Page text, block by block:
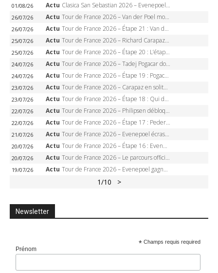
01/08/26 Actu Clasica San Sebastian 2026 – Evenepoel recordman, 4e victoire, Carapaz battu au sprint
26/07/26 Actu Tour de France 2026 – Van der Poel monumental à Paris, Pogacar égale le record des cinq sacres
26/07/26 Actu Tour de France 2026 – Étape 21 : Van der Poel, Pogacar, qui succédera à Wout van Aert sur les Champs-Elysées ?
25/07/26 Actu Tour de France 2026 – Richard Carapaz roi des Alpes, doublé et maillot à pois, Seixas perd le podium
25/07/26 Actu Tour de France 2026 – Étape 20 : L’étape reine, Galibier, Sarenne, Alpe d’Huez, qui succédera à Pogacar ?
24/07/26 Actu Tour de France 2026 – Tadej Pogacar dompte l’Alpe d’Huez, 5e victoire, record de Pantani pulvérisé
24/07/26 Actu Tour de France 2026 – Étape 19 : Pogacar peut-il enfin dompter l’Alpe d’Huez ?
23/07/26 Actu Tour de France 2026 – Carapaz en solitaire à Orcières-Merlette, Paret-Peintre à un point du maillot à pois
23/07/26 Actu Tour de France 2026 – Étape 18 : Qui domptera Orcières-Merlette, première marche vers l’Alpe d’Huez ?
22/07/26 Actu Tour de France 2026 – Philipsen débloque son compteur à Voiron, Pedersen en danger pour le maillot vert
22/07/26 Actu Tour de France 2026 – Étape 17 : Pedersen peut-il verrouiller le maillot vert à Voiron ?
21/07/26 Actu Tour de France 2026 – Evenepoel écrase le chrono d’Évian, Seixas 4e, Lipowitz abandonne
20/07/26 Actu Tour de France 2026 – Étape 16 : Evenepoel, Pogacar, Ganna… qui domptera le chrono d’Évian pour redessiner le podium ?
20/07/26 Actu Tour de France 2026 – Le parcours officiel complet : 21 étapes, profils, carte et dates
19/07/26 Actu Tour de France 2026 – Evenepoel gagne à Solaison, Vingegaard abandonne, Pogacar toujours en jaune
1/10 >
Newsletter
* Champs requis required
Prénom